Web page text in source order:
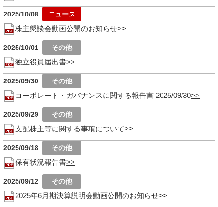
2025/10/08
株主懇談会動画公開のお知らせ
2025/10/01
独立役員届出書
2025/09/30
コーポレート・ガバナンスに関する報告書 2025/09/30
2025/09/29
支配株主等に関する事項について
2025/09/18
保有状況報告書
2025/09/12
2025年6月期決算説明会動画公開のお知らせ